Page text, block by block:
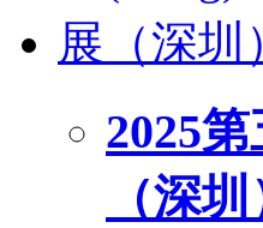
2025
（深圳